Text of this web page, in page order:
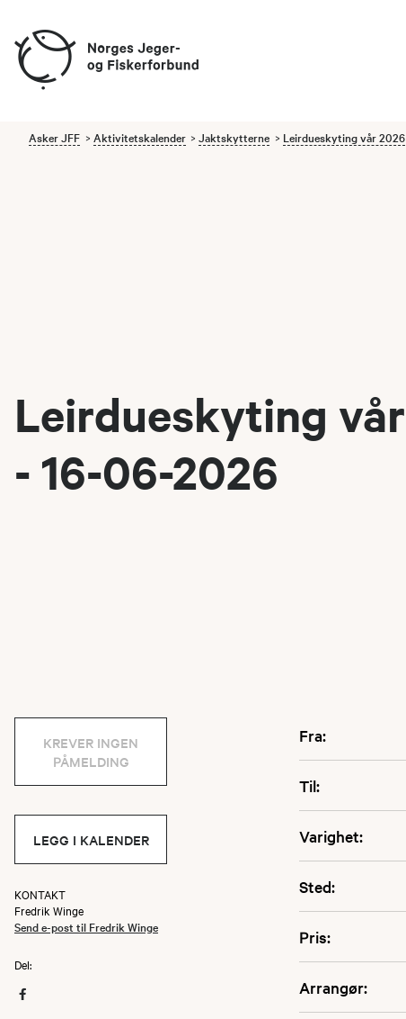
Asker JFF Aktivitetskalender Jaktskytterne Leirdueskyting vår 2026
Leirdueskyting
- 16-06-2026
Fra:
Til:
Varighet:
Sted:
Pris:
Arrangør:
KREVER INGEN
PÅMELDING
LEGG I KALENDER
KONTAKT
Fredrik Winge
Send e-post til Fredrik Winge
Del: